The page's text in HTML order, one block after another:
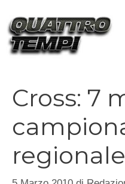
contenuto
Cross: 7